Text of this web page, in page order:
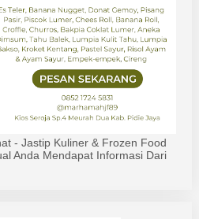
- Jastip Kuliner & Frozen Food
Anda Mendapat Informasi Dari